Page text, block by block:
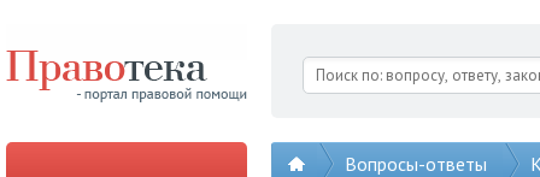
Вопросы-ответы